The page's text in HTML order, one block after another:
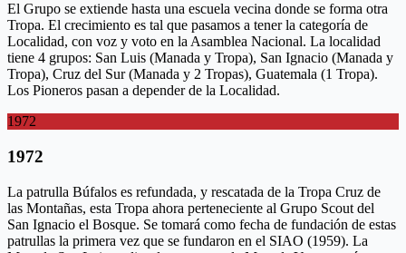
El Grupo se extiende hasta una escuela vecina donde se forma otra
Tropa. El crecimiento es tal que pasamos a tener la categoría de
Localidad, con voz y voto en la Asamblea Nacional. La localidad
tiene 4 grupos: San Luis (Manada y Tropa), San Ignacio (Manada y
Tropa), Cruz del Sur (Manada y 2 Tropas), Guatemala (1 Tropa).
Los Pioneros pasan a depender de la Localidad.
1972
1972
La patrulla Búfalos es refundada, y rescatada de la Tropa Cruz de
las Montañas, esta Tropa ahora perteneciente al Grupo Scout del
San Ignacio el Bosque. Se tomará como fecha de fundación de estas
patrullas la primera vez que se fundaron en el SIAO (1959). La